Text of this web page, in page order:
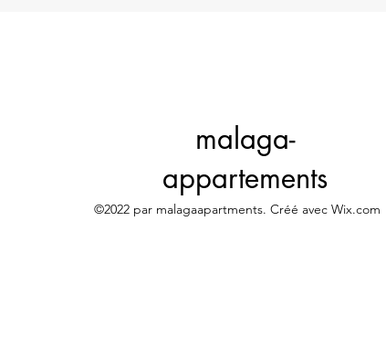
malaga-
appartements
©2022 par malagaapartments. Créé avec Wix.com